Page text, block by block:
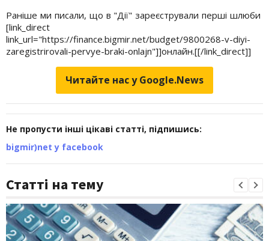
Раніше ми писали, що в "Дії" зареєстрували перші шлюби
[link_direct
link_url="https://finance.bigmir.net/budget/9800268-v-diyi-
zaregistrirovali-pervye-braki-onlajn"]]онлайн.[[/link_direct]]
Читайте нас у Google.News
Не пропусти інші цікаві статті, підпишись:
bigmir)net у facebook
Статті на тему